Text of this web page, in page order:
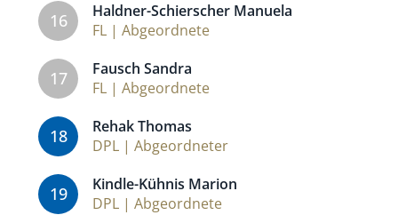
16
Haldner-Schierscher Manuela
FL | Abgeordnete
17
Fausch Sandra
FL | Abgeordnete
18
Rehak Thomas
DPL | Abgeordneter
19
Kindle-Kühnis Marion
DPL | Abgeordnete